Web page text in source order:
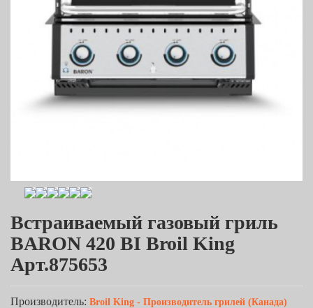
Встраиваемый газовый гриль
BARON 420 BI Broil King
Арт.875653
Производитель: Broil King - Производитель грилей (Канада)